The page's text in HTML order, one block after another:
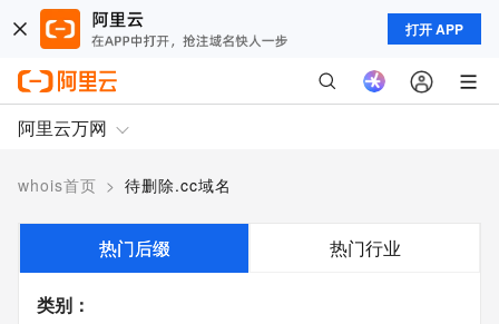
打开 APP
阿里云万网
whois首页 > 待删除.cc域名
热门后缀 热门行业
类别 ：